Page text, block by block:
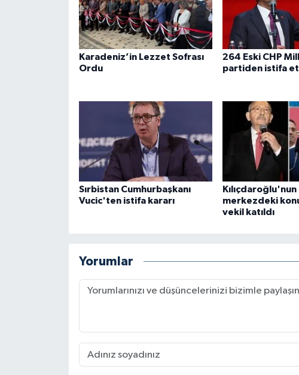
Karadeniz’in Lezzet Sofrası
Ordu
264 Eski CHP
partiden istifa
Sırbistan Cumhurbaşkanı
Vucic'ten istifa kararı
Kılıçdaroğlu'nun
merkezdeki
vekil katıldı
Yorumlar